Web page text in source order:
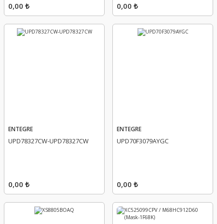
0,00 ₺ 0,00 ₺
ENTEGRE
UPD78327CW-UPD78327CW
0,00 ₺
ENTEGRE
UPD70F3079AYGC
0,00 ₺